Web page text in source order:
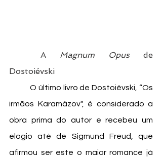
A Magnum Opus de
Dostoiévski
irmãos Karamázov", é considerado a
obra prima do autor e recebeu um
elogio até de Sigmund Freud, que
afirmou ser este o maior romance já